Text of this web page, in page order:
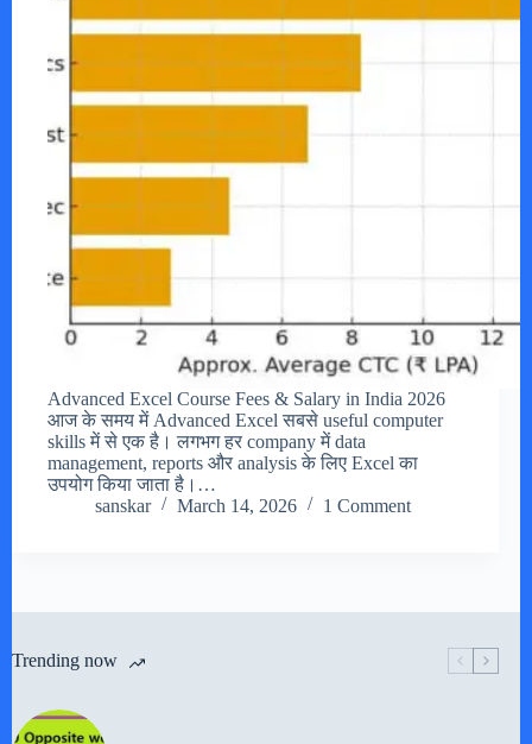
Advanced Excel Course Fees & Salary in India 2026
आज के समय में Advanced Excel सबसे useful computer
skills में से एक है। लगभग हर company में data
management, reports और analysis के लिए Excel का
उपयोग किया जाता है।…
sanskar
March 14, 2026 1 Comment
Trending now